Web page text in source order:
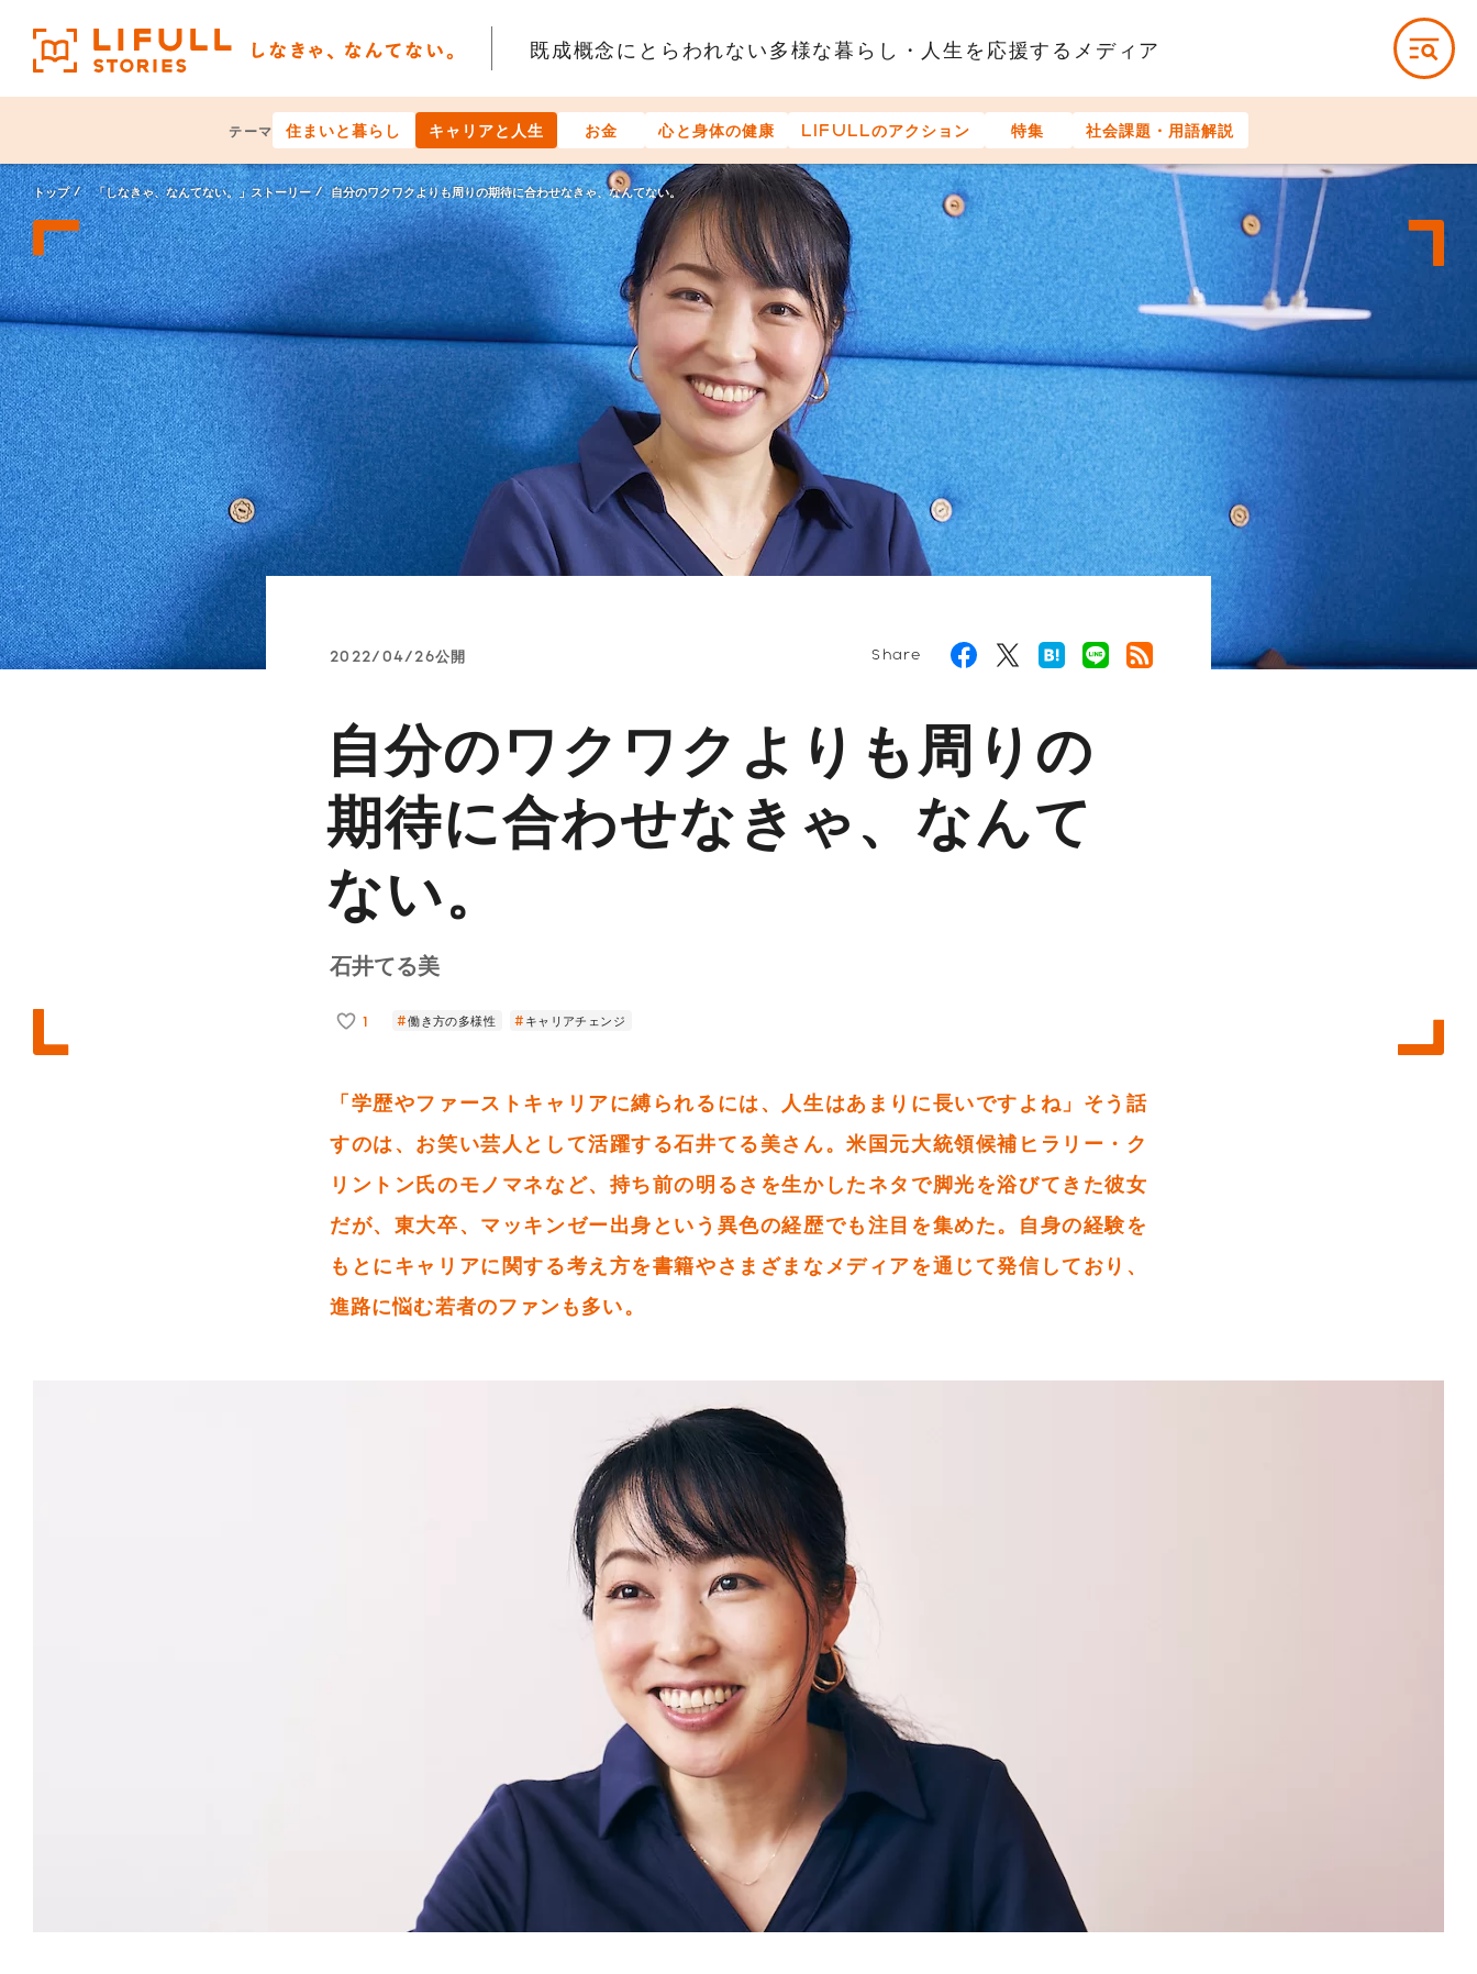
既成概念にとらわれない多様な暮らし・人生を応援するメディア
テーマ 住まいと暮らし キャリアと人生 お金 心と身体の健康 LIFULLのアクション 特集 社会課題・用語解説
トップ 「しなきゃ、なんてない。」ストーリー 自分のワクワクよりも周りの期待に合わせなきゃ、なんてない。
2022/04/26公開 Share
自分のワクワクよりも周りの
期待に合わせなきゃ、なんて
ない。
石井てる美
1 働き方の多様性 キャリアチェンジ
「学歴やファーストキャリアに縛られるには、人生はあまりに長いですよね」そう話
すのは、お笑い芸人として活躍する石井てる美さん。米国元大統領候補ヒラリー・ク
リントン氏のモノマネなど、持ち前の明るさを生かしたネタで脚光を浴びてきた彼女
だが、東大卒、マッキンゼー出身という異色の経歴でも注目を集めた。自身の経験を
もとにキャリアに関する考え方を書籍やさまざまなメディアを通じて発信しており、
進路に悩む若者のファンも多い。